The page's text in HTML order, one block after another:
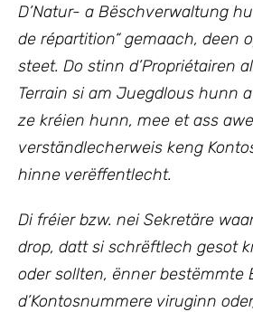
D’Natur- a Bëschverwaltung
de répartition“ gemaach, deen
steet. Do stinn d’Propriétairen
Terrain si am Juegdlous hunn
ze kréien hunn, mee et ass
verständlecherweis keng
hinne verëffentlecht.
Di fréier bzw. nei Sekretäre
drop, datt si schrëftlech gesot
oder sollten, ënner bestëmmte
d’Kontosnummere viruginn